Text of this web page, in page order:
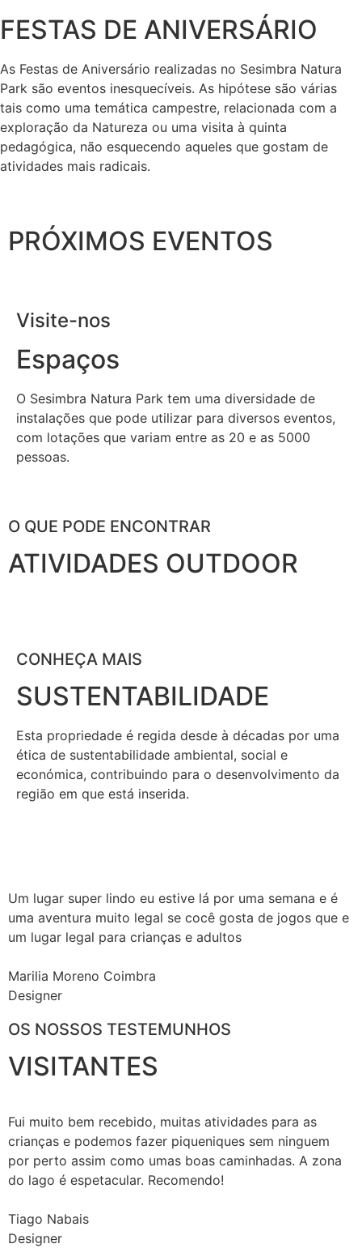
FESTAS DE ANIVERSÁRIO
As Festas de Aniversário realizadas no Sesimbra Natura
Park são eventos inesquecíveis. As hipótese são várias
tais como uma temática campestre, relacionada com a
exploração da Natureza ou uma visita à quinta
pedagógica, não esquecendo aqueles que gostam de
atividades mais radicais.
PRÓXIMOS EVENTOS
Visite-nos
Espaços
O Sesimbra Natura Park tem uma diversidade de
instalações que pode utilizar para diversos eventos,
com lotações que variam entre as 20 e as 5000
pessoas.
O QUE PODE ENCONTRAR
ATIVIDADES OUTDOOR
CONHEÇA MAIS
SUSTENTABILIDADE
Esta propriedade é regida desde à décadas por uma
ética de sustentabilidade ambiental, social e
económica, contribuindo para o desenvolvimento da
região em que está inserida.
Um lugar super lindo eu estive lá por uma semana e é
uma aventura muito legal se cocê gosta de jogos que e
um lugar legal para crianças e adultos
Marilia Moreno Coimbra
Designer
OS NOSSOS TESTEMUNHOS
VISITANTES
Fui muito bem recebido, muitas atividades para as
crianças e podemos fazer piqueniques sem ninguem
por perto assim como umas boas caminhadas. A zona
do lago é espetacular. Recomendo!
Tiago Nabais
Designer